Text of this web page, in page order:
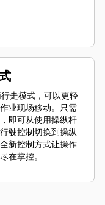
走模式，可以更轻
业现场移动。只需
即可从使用操纵杆
驶控制切换到操纵
新控制方式让操作
在掌控。